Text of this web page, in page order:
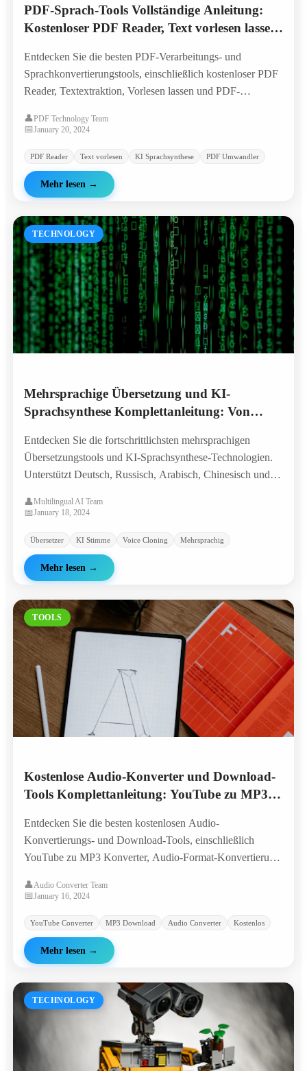
PDF-Sprach-Tools Vollständige Anleitung:
Kostenloser PDF Reader, Text vorlesen lassen
Entdecken Sie die besten PDF-Verarbeitungs- und
Sprachkonvertierungstools, einschließlich kostenloser PDF
Reader, Textextraktion, Vorlesen lassen und PDF-
Dokumentenverarbeitung verbessert.
👤PDF Technology Team
📅January 20, 2024
PDF Reader Text vorlesen KI Sprachsynthese PDF Umwandler
Mehr lesen →
TECHNOLOGY
Mehrsprachige Übersetzung und KI-
Sprachsynthese Komplettanleitung: Von
Entdecken Sie die fortschrittlichsten mehrsprachigen
Übersetzungstools und KI-Sprachsynthese-Technologien.
Unterstützt Deutsch, Russisch, Arabisch, Chinesisch und
Sprachgenerierung.
👤Multilingual AI Team
📅January 18, 2024
Übersetzer KI Stimme Voice Cloning Mehrsprachig
Mehr lesen →
TOOLS
Kostenlose Audio-Konverter und Download-
Tools Komplettanleitung: YouTube zu MP3,
Entdecken Sie die besten kostenlosen Audio-
Konvertierungs- und Download-Tools, einschließlich
YouTube zu MP3 Konverter, Audio-Format-Konvertierung
Audio-Dateien sicher herunterladen.
👤Audio Converter Team
📅January 16, 2024
YouTube Converter MP3 Download Audio Converter Kostenlos
Mehr lesen →
TECHNOLOGY